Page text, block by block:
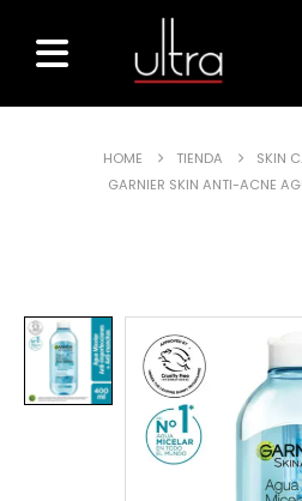
HOME TIENDA SKIN
GARNIER SKIN ANTI-ACNE